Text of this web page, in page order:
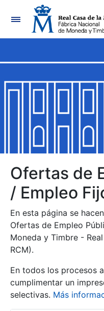
Navegación
Mostrar/Ocultar
Mostrar/Ocultar
Mostrar/Ocultar
Mostrar/Ocultar
Mostrar/Ocultar
Ofertas de
/ Empleo
En esta página se
Ofertas de Empleo
Moneda y Timbre -
RCM).
En todos los procesos
cumplimentar un
selectivas. Más